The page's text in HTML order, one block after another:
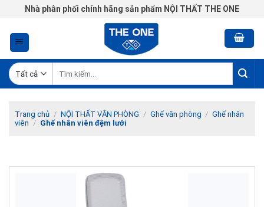
Chuyển
nội
dung
Nhà phân phối chính hãng sản phẩm NỘI THẤT THE ONE
kiếm:
Trang chủ / NỘI THẤT VĂN PHÒNG / Ghế văn phòng / Ghế nhân
viên / Ghế nhân viên đệm lưới